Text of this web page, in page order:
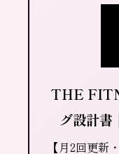
THE
グ設計書
【月2回更新